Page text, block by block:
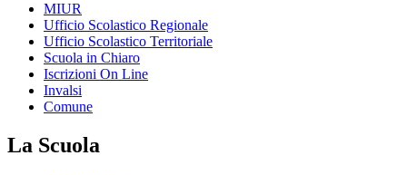
MIUR
Ufficio Scolastico Regionale
Ufficio Scolastico Territoriale
Scuola in Chiaro
Iscrizioni On Line
Invalsi
Comune
La Scuola